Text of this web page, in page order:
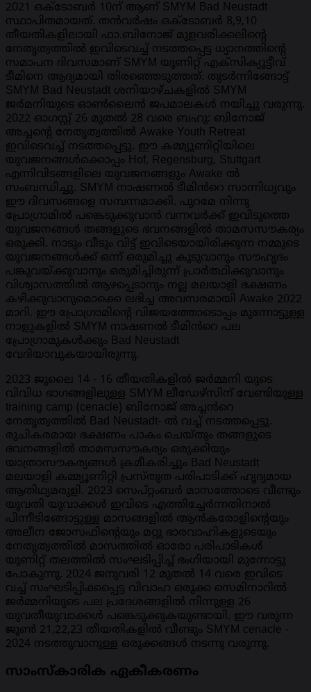
2021 ഒക്ടോബർ 10ന് ആണ് SMYM Bad Neustadt
സ്ഥാപിതമായത്. തൻവർഷം ഒക്ടോബർ 8,9,10
തീയതികളിലായി ഫാ.ബിനോജ് മുളവരിക്കലിന്റെ
നേതൃത്വത്തിൽ ഇവിടെവച്ച് നടത്തപ്പെട്ട ധ്യാനത്തിന്റെ
സമാപന ദിവസമാണ് SMYM യൂണിറ്റ് എക്സിക്യൂട്ടീവ്
ടീമിനെ ആദ്യമായി തിരഞ്ഞെടുത്തത്. തുടർന്നിങ്ങോട്ട്
SMYM Bad Neustadt ശനിയാഴ്ചകളിൽ SMYM
ജർമനിയുടെ ഓൺലൈൻ ജപമാലകൾ നയിച്ചു വരുന്നു.
2022 ഓഗസ്റ്റ് 26 മുതൽ 28 വരെ ബഹു: ബിനോജ്
അച്ചന്റെ നേതൃത്വത്തിൽ Awake Youth Retreat
ഇവിടെവച്ച് നടത്തപ്പെട്ടു. ഈ കമ്മ്യൂണിറ്റിയിലെ
യുവജനങ്ങൾക്കൊപ്പം Hof, Regensburg, Stuttgart
എന്നിവിടങ്ങളിലെ യുവജനങ്ങളും Awake ൽ
സംബന്ധിച്ചു. SMYM നാഷണൽ ടീമിൻറെ സാന്നിധ്യവും
ഈ ദിവസങ്ങളെ സമ്പന്നമാക്കി. പുറമേ നിന്നു
പ്രോഗ്രാമിൽ പങ്കെടുക്കുവാൻ വന്നവർക്ക് ഇവിടുത്തെ
യുവജനങ്ങൾ തങ്ങളുടെ ഭവനങ്ങളിൽ താമസസൗകര്യം
ഒരുക്കി. നാടും വീടും വിട്ട് ഇവിടെയായിരിക്കുന്ന നമ്മുടെ
യുവജനങ്ങൾക്ക് ഒന്ന് ഒരുമിച്ചു കൂടുവാനും സൗഹൃദം
പങ്കുവയ്ക്കുവാനും ഒരുമിച്ചിരുന്ന് പ്രാർത്ഥിക്കുവാനും
വിശ്വാസത്തിൽ ആഴപ്പെടാനും നല്ല മലയാളി ഭക്ഷണം
കഴിക്കുവാനുമൊക്കെ ലഭിച്ച അവസരമായി Awake 2022
മാറി. ഈ പ്രോഗ്രാമിന്റെ വിജയത്തോടൊപ്പം മുന്നോട്ടുള്ള
നാളുകളിൽ SMYM നാഷണൽ ടീമിൻറെ പല
പ്രോഗ്രാമുകൾക്കും Bad Neustadt
വേദിയാവുകയായിരുന്നു.
2023 ജൂലൈ 14 - 16 തീയതികളിൽ ജർമ്മനി യുടെ
വിവിധ ഭാഗങ്ങളിലുള്ള SMYM ലീഡേഴ്സിന് വേണ്ടിയുള്ള
training camp (cenacle) ബിനോജ് അച്ചൻറെ
നേതൃത്വത്തിൽ Bad Neustadt- ൽ വച്ച് നടത്തപ്പെട്ടു.
രുചികരമായ ഭക്ഷണം പാകം ചെയ്തും തങ്ങളുടെ
ഭവനങ്ങളിൽ താമസസൗകര്യം ഒരുക്കിയും
യാത്രാസൗകര്യങ്ങൾ ക്രമീകരിച്ചും Bad Neustadt
മലയാളി കമ്മ്യൂണിറ്റി പ്രസ്തുത പരിപാടിക്ക് ഹൃദ്യമായ
ആതിഥ്യമരുളി. 2023 സെപ്റ്റംബർ മാസത്തോടെ വീണ്ടും
യുവതി യുവാക്കൾ ഇവിടെ എത്തിച്ചേർന്നതിനാൽ
പിന്നീടിങ്ങോട്ടുള്ള മാസങ്ങളിൽ ആൻകരോളിന്റെയും
അലീന ജോസഫിന്റെയും മറ്റു ഭാരവാഹികളുടെയും
നേതൃത്വത്തിൽ മാസത്തിൽ ഓരോ പരിപാടികൾ
യൂണിറ്റ് തലത്തിൽ സംഘടിപ്പിച്ച്‌ ഭംഗിയായി മുന്നോട്ടു
പോകുന്നു. 2024 ജനുവരി 12 മുതൽ 14 വരെ ഇവിടെ
വച്ച് സംഘടിപ്പിക്കപ്പെട്ട വിവാഹ ഒരുക്ക സെമിനാറിൽ
ജർമ്മനിയുടെ പല പ്രദേശങ്ങളിൽ നിന്നുള്ള 26
യുവതീയുവാക്കൾ പങ്കെടുക്കുകയുണ്ടായി. ഈ വരുന്ന
ജൂൺ 21,22,23 തീയതികളിൽ വീണ്ടും SMYM cenacle -
2024 നടത്തുവാനുള്ള ഒരുക്കങ്ങൾ നടന്നു വരുന്നു.
സാംസ്കാരിക ഏകീകരണം